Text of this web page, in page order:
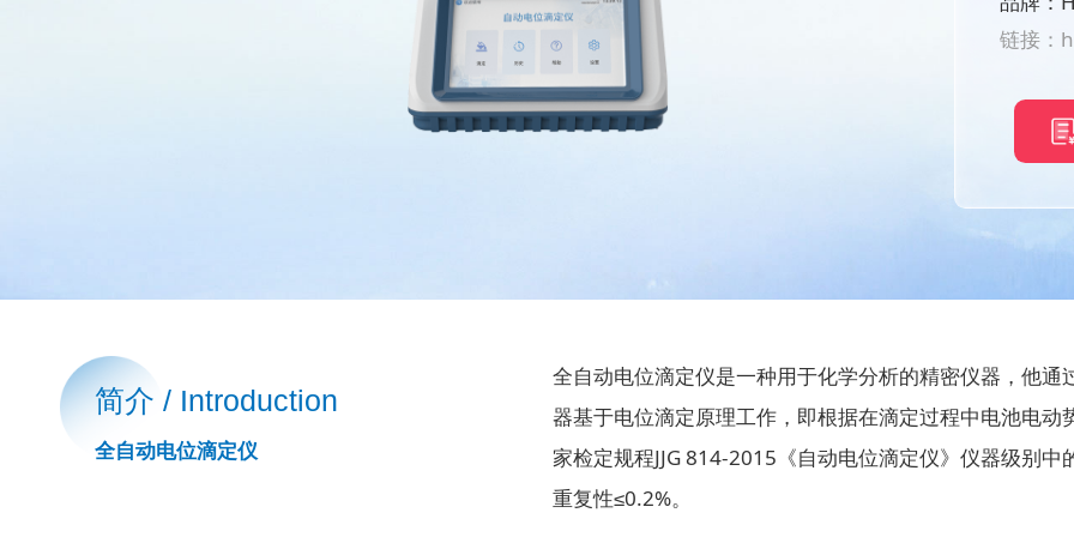
链接：
简介 / Introduction
全自动电位滴定仪
全自动电位滴定仪是一种用于化学分析的精密仪器，他
器基于电位滴定原理工作，即根据在滴定过程中电池电
家检定规程JJG 814-2015《自动电位滴定仪》仪器级别
重复性≤0.2%。